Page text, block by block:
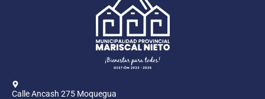
Calle Ancash 275 Moquegua